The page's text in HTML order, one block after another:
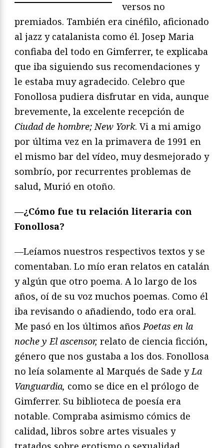
versos no
premiados. También era cinéfilo, aficionado
al jazz y catalanista como él. Josep Maria
confiaba del todo en Gimferrer, te explicaba
que iba siguiendo sus recomendaciones y
le estaba muy agradecido. Celebro que
Fonollosa pudiera disfrutar en vida, aunque
brevemente, la excelente recepción de
Ciudad de hombre; New York. Vi a mi amigo
por última vez en la primavera de 1991 en
el mismo bar del vídeo, muy desmejorado y
sombrío, por recurrentes problemas de
salud, Murió en otoño.
—¿Cómo fue tu relación literaria con
Fonollosa?
—Leíamos nuestros respectivos textos y se
comentaban. Lo mío eran relatos en catalán
y algún que otro poema. A lo largo de los
años, oí de su voz muchos poemas. Como él
iba revisando o añadiendo, todo era oral.
Me pasó en los últimos añosPoetas en la
noche y El ascensor, relato de ciencia ficción,
género que nos gustaba a los dos. Fonollosa
no leía solamente al Marqués de Sade yLa
Vanguardia, como se dice en el prólogo de
Gimferrer. Su biblioteca de poesía era
notable. Compraba asimismo cómics de
calidad, libros sobre artes visuales y